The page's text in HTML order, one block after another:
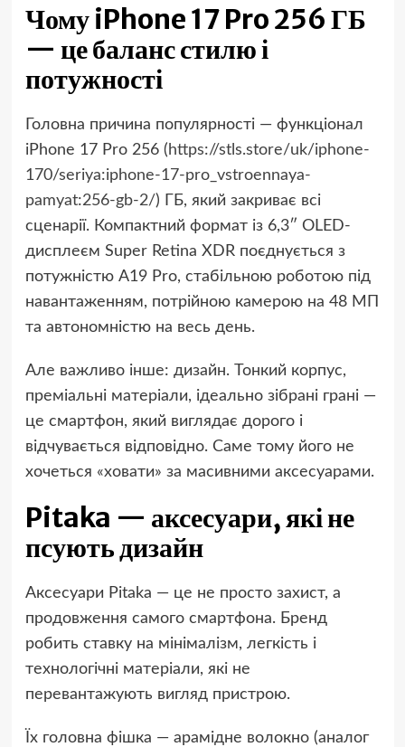
Чому iPhone 17 Pro 256 ГБ
— це баланс стилю і
потужності
Головна причина популярності — функціонал
iPhone 17 Pro 256 ( https://stls.store/uk/iphone-
170/seriya:iphone-17-pro_vstroennaya-
pamyat:256-gb-2/) ГБ, який закриває всі
сценарії. Компактний формат із 6,3″ OLED-
дисплеєм Super Retina XDR поєднується з
потужністю A19 Pro, стабільною роботою під
навантаженням, потрійною камерою на 48 МП
та автономністю на весь день.
Але важливо інше: дизайн. Тонкий корпус,
преміальні матеріали, ідеально зібрані грані —
це смартфон, який виглядає дорого і
відчувається відповідно. Саме тому його не
хочеться «ховати» за масивними аксесуарами.
Pitaka — аксесуари, які не
псують дизайн
Аксесуари Pitaka — це не просто захист, а
продовження самого смартфона. Бренд
робить ставку на мінімалізм, легкість і
технологічні матеріали, які не
перевантажують вигляд пристрою.
Їх головна фішка — арамідне волокно (аналог